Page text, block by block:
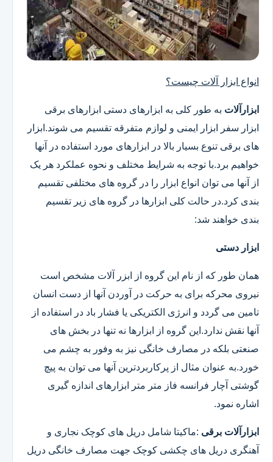
انواع ابزار آلات چیست؟
ابزارآلات به طور کلی به ابزارهای دستی ابزارهای برقی
ابزار سفر ابزار ایمنی و لوازم متفرقه تقسیم می شوند.ابزار
های برقی تنوع بسیار بالا در ابزارهای مورد استفاده در آنها
خواهیم برد.با توجه به شرایط مختلف و نحوه عملکرد هر یک
از آنها می توان انواع ابزار را در گروه های مختلفی تقسیم
بندی کرد.در حالت کلی ابزارها در گروه های زیر تقسیم
بندی خواهند شد:
ابزار دستی
همان طور که از نام این گروه از ابزر آلات مشخص است
نیروی محرکه برای به حرکت در آوردن آنها از دست انسان
تامین می گردد و انرژی الکتریکی یا فشار باد در استفاده از
آنها نقش ندارد.این گروه از ابزارها نه تنها در بخش های
صنعتی بلکه در مصارف خانگی نیز به وفور به چشم می
خورد.به عنوان مثال از پرکاربردترین آنها می توان به پیچ
گوشتی آچار فرانسه فاز متر متر ابزارهای اندازه گیری
اشاره نمود.
ابزارآلات برقی :ماکیتا شامل دریل های کوچک نجاری و
آهنگری دریل های چکشی کوچک جهت مصارف خانگی دریل